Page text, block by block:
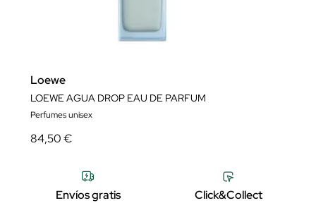
Loewe
LOEWE AGUA DROP EAU DE PARFUM
Perfumes unisex
84,50 €
Envíos gratis Click&Collect